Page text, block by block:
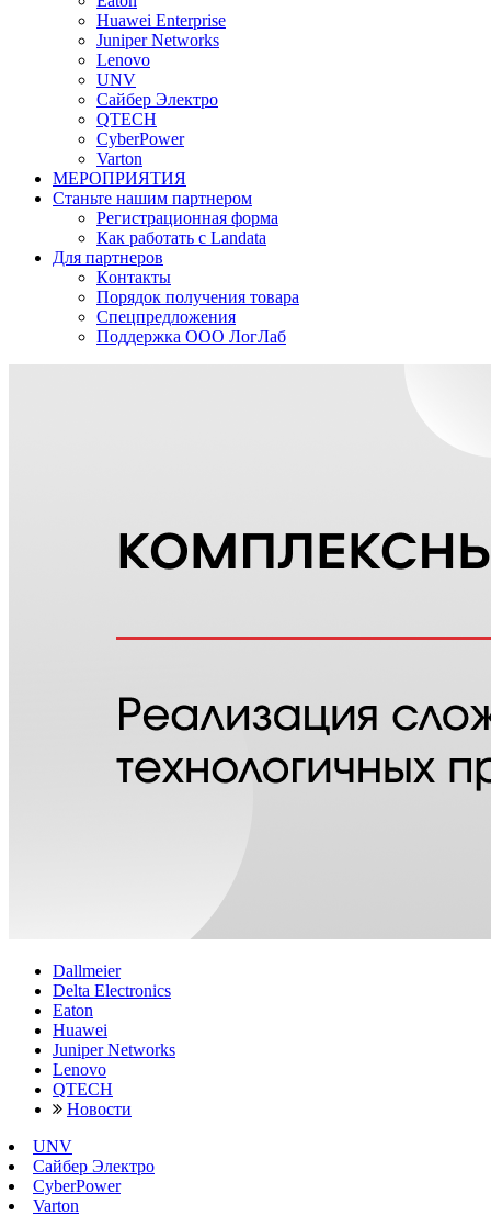
Huawei Enterprise
Juniper Networks
Lenovo
UNV
Сайбер Электро
QTECH
CyberPower
Varton
МЕРОПРИЯТИЯ
Станьте нашим партнером
Регистрационная форма
Как работать с Landata
Для партнеров
Кoнтaкты
Порядок получения товара
Спецпредложения
Поддержка ООО ЛогЛаб
Dallmeier
Delta Electronics
Eaton
Huawei
Juniper Networks
Lenovo
QTECH
Новости
UNV
Сайбер Электро
CyberPower
Varton